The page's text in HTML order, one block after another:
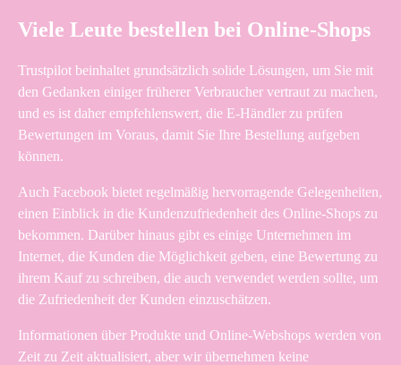
Viele Leute bestellen bei Online-Shops
Trustpilot beinhaltet grundsätzlich solide Lösungen, um Sie mit
den Gedanken einiger früherer Verbraucher vertraut zu machen,
und es ist daher empfehlenswert, die E-Händler zu prüfen
Bewertungen im Voraus, damit Sie Ihre Bestellung aufgeben
können.
Auch Facebook bietet regelmäßig hervorragende Gelegenheiten,
einen Einblick in die Kundenzufriedenheit des Online-Shops zu
bekommen. Darüber hinaus gibt es einige Unternehmen im
Internet, die Kunden die Möglichkeit geben, eine Bewertung zu
ihrem Kauf zu schreiben, die auch verwendet werden sollte, um
die Zufriedenheit der Kunden einzuschätzen.
Informationen über Produkte und Online-Webshops werden von
Zeit zu Zeit aktualisiert, aber wir übernehmen keine